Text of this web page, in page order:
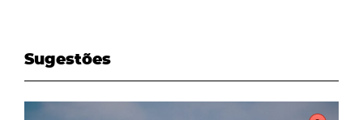
Sugestões